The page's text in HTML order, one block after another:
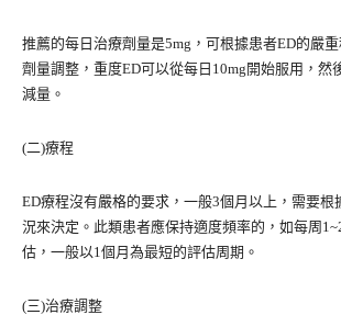
推薦的每日治療劑量是5mg，可根據患者ED的嚴
劑量調整，重度ED可以從每日10mg開始服用，然
減量。
(二)療程
ED療程沒有嚴格的要求，一般3個月以上，需要根
況來決定。此類患者應保持適度頻率的，如每周
估，一般以1個月為最短的評估周期。
(三)治療調整